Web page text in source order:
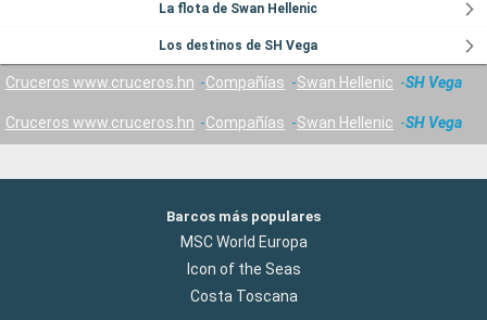
La flota de Swan Hellenic
Los destinos de SH Vega
Cruceros www.cruceros.hn Compañías Swan Hellenic SH Vega
Cruceros www.cruceros.hn Compañías Swan Hellenic SH Vega
Barcos más populares
MSC World Europa
Icon of the Seas
Costa Toscana